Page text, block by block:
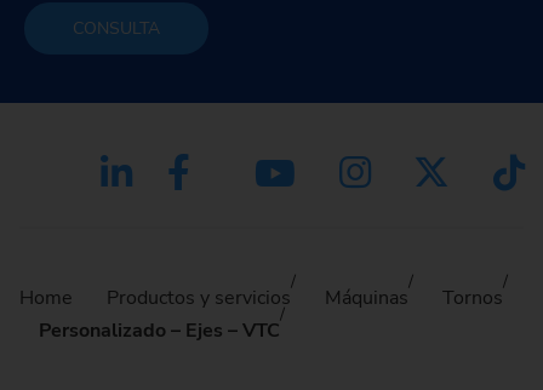
CONSULTA
Home Productos y servicios Máquinas
Tornos
Personalizado – Ejes – VTC